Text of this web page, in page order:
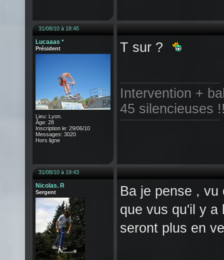
31/08/10 à 18:45
Lucaaas *
Président
Lieu: Lyon.
Âge: 28
Inscription le: 29/06/10
Messages: 3020
Hors ligne
T sur ?
Intervention +
45 silencieuses
31/08/10 à 19:43
Nicolas. R
Sergent
Ba je pense ,
que vus qu'il y a
seront plus en